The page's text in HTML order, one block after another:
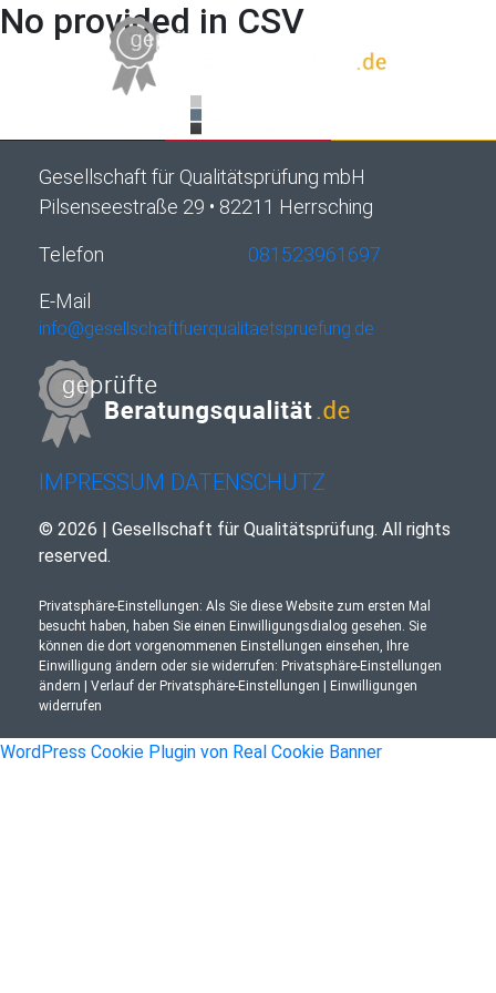
No provided in CSV
Gesellschaft für Qualitätsprüfung mbH
Pilsenseestraße 29 • 82211 Herrsching
Telefon
081523961697
E-Mail
info@gesellschaftfuerqualitaetspruefung.de
IMPRESSUM DATENSCHUTZ
© 2026 | Gesellschaft für Qualitätsprüfung. All rights
reserved.
Privatsphäre-Einstellungen: Als Sie diese Website zum ersten Mal
besucht haben, haben Sie einen Einwilligungsdialog gesehen. Sie
können die dort vorgenommenen Einstellungen einsehen, Ihre
Einwilligung ändern oder sie widerrufen: Privatsphäre-Einstellungen
ändern
Verlauf der Privatsphäre-Einstellungen
Einwilligungen
widerrufen
WordPress Cookie Plugin von Real Cookie Banner